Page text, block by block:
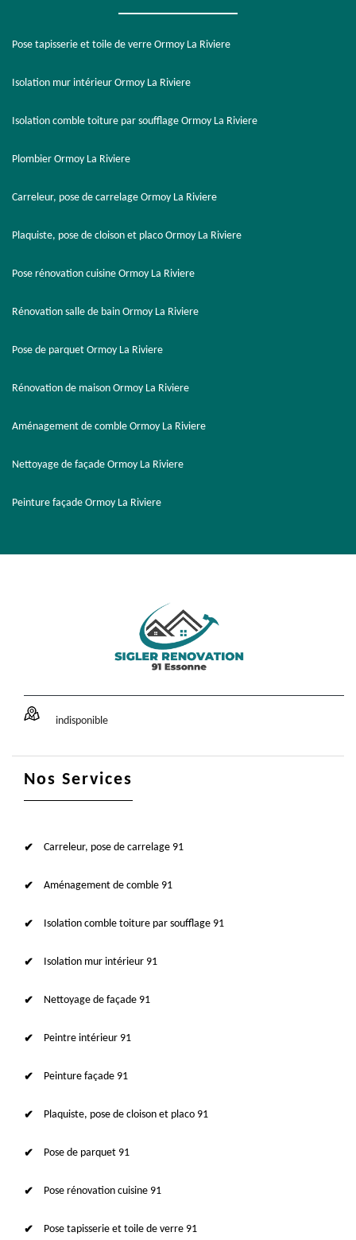
Pose tapisserie et toile de verre Ormoy La Riviere
Isolation mur intérieur Ormoy La Riviere
Isolation comble toiture par soufflage Ormoy La Riviere
Plombier Ormoy La Riviere
Carreleur, pose de carrelage Ormoy La Riviere
Plaquiste, pose de cloison et placo Ormoy La Riviere
Pose rénovation cuisine Ormoy La Riviere
Rénovation salle de bain Ormoy La Riviere
Pose de parquet Ormoy La Riviere
Rénovation de maison Ormoy La Riviere
Aménagement de comble Ormoy La Riviere
Nettoyage de façade Ormoy La Riviere
Peinture façade Ormoy La Riviere
indisponible
Nos Services
Carreleur, pose de carrelage 91
Aménagement de comble 91
Isolation comble toiture par soufflage 91
Isolation mur intérieur 91
Nettoyage de façade 91
Peintre intérieur 91
Peinture façade 91
Plaquiste, pose de cloison et placo 91
Pose de parquet 91
Pose rénovation cuisine 91
Pose tapisserie et toile de verre 91